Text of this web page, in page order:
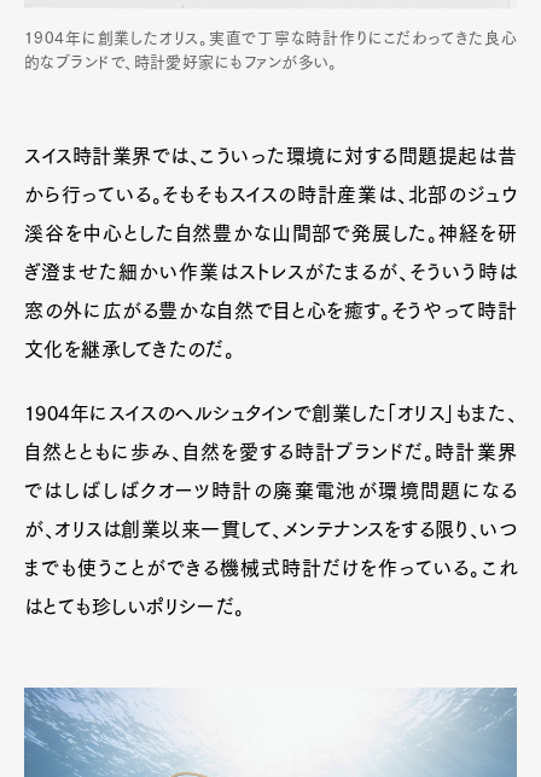
1904年に創業したオリス。実直で丁寧な時計作りにこだわってきた良心
的なブランドで、時計愛好家にもファンが多い。
スイス時計業界では、こういった環境に対する問題提起は昔
から行っている。そもそもスイスの時計産業は、北部のジュウ
溪谷を中心とした自然豊かな山間部で発展した。神経を研
ぎ澄ませた細かい作業はストレスがたまるが、そういう時は
窓の外に広がる豊かな自然で目と心を癒す。そうやって時計
文化を継承してきたのだ。
1904年にスイスのヘルシュタインで創業した「オリス」もまた、
自然とともに歩み、自然を愛する時計ブランドだ。時計業界
ではしばしばクオーツ時計の廃棄電池が環境問題になる
が、オリスは創業以来一貫して、メンテナンスをする限り、いつ
までも使うことができる機械式時計だけを作っている。これ
はとても珍しいポリシーだ。